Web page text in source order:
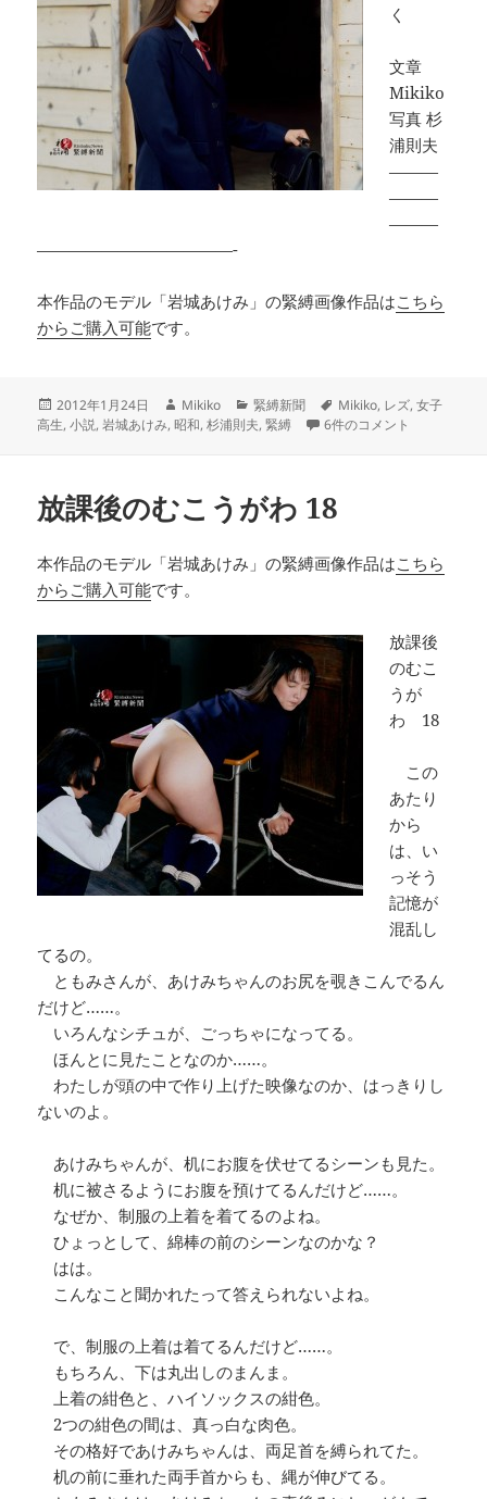
く
文章
Mikiko
写真 杉
浦則夫
———
———
———
————————————-
本作品のモデル「岩城あけみ」の緊縛画像作品はこちら
からご購入可能です。
投
稿
2012年1月24日
作
成
Mikiko
カ
テ
緊縛新聞
タ
グ
Mikiko, レズ,女子
高生,小説,岩城あけみ,昭和,杉浦則夫,緊縛 放課後のむこうがわ 19 へ
6件のコメント
放課後のむこうがわ 18
本作品のモデル「岩城あけみ」の緊縛画像作品はこちら
からご購入可能です。
放課後
のむこ
うが
わ 18
この
あたり
から
は、い
っそう
記憶が
混乱し
てるの。
ともみさんが、あけみちゃんのお尻を覗きこんでるん
だけど……。
いろんなシチュが、ごっちゃになってる。
ほんとに見たことなのか……。
わたしが頭の中で作り上げた映像なのか、はっきりし
ないのよ。
あけみちゃんが、机にお腹を伏せてるシーンも見た。
机に被さるようにお腹を預けてるんだけど……。
なぜか、制服の上着を着てるのよね。
ひょっとして、綿棒の前のシーンなのかな？
はは。
こんなこと聞かれたって答えられないよね。
で、制服の上着は着てるんだけど……。
もちろん、下は丸出しのまんま。
上着の紺色と、ハイソックスの紺色。
2つの紺色の間は、真っ白な肉色。
その格好であけみちゃんは、両足首を縛られてた。
机の前に垂れた両手首からも、縄が伸びてる。